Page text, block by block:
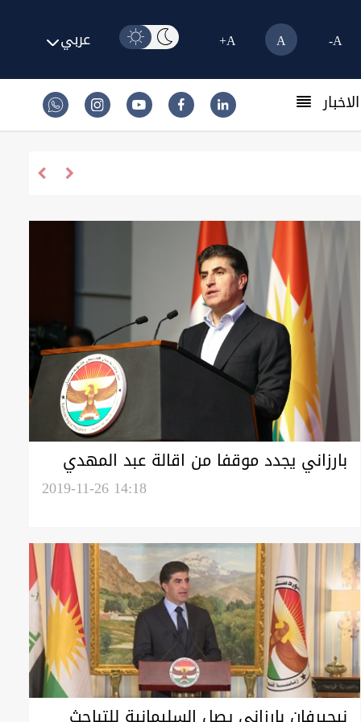
A-
A
A+ عربي
بارزاني يجدد موقفا من اقالة عبد المهدي
وتعديل الدستور: بغداد لم ترسل لنا 17%
2019-11-26 14:18